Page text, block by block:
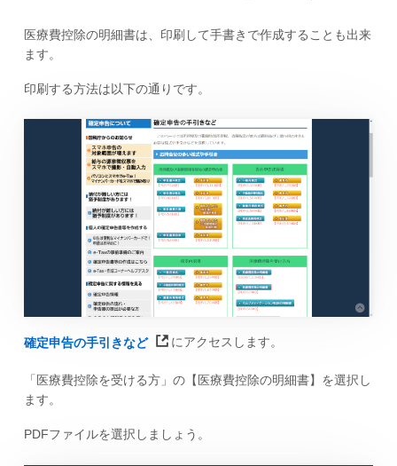
医療費控除の明細書は、印刷して手書きで作成することも出来
ます。
印刷する方法は以下の通りです。
確定申告の手引きなど にアクセスします。
「医療費控除を受ける方」の【医療費控除の明細書】を選択し
ます。
PDFファイルを選択しましょう。